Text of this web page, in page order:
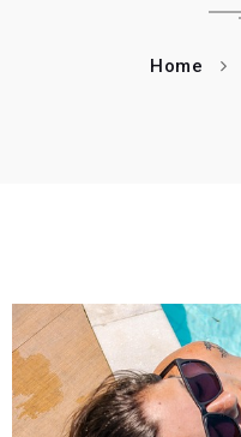
Home